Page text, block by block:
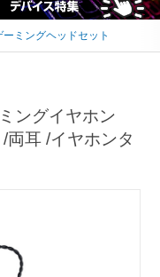
ーミングヘッドセット
ングイヤホン
耳 /イヤホンタ